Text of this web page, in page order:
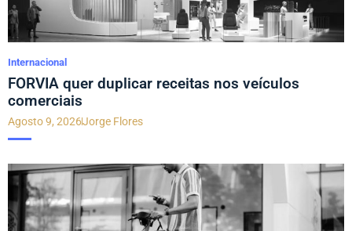
Internacional
FORVIA quer duplicar receitas nos veículos
comerciais
Agosto 9, 2026Jorge Flores